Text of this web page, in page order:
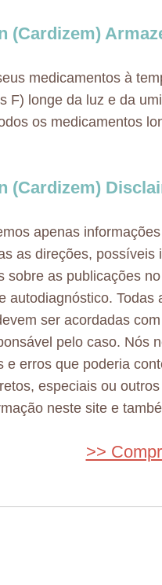
(Cardizem)
medicamentos à
F) longe da luz e da
os medicamentos
(Cardizem)
apenas
as direções, possíveis
sobre as publicações
autodiagnóstico.
ser acordadas
pelo caso. Nós
e erros que poderia
especiais ou
neste site e
>>